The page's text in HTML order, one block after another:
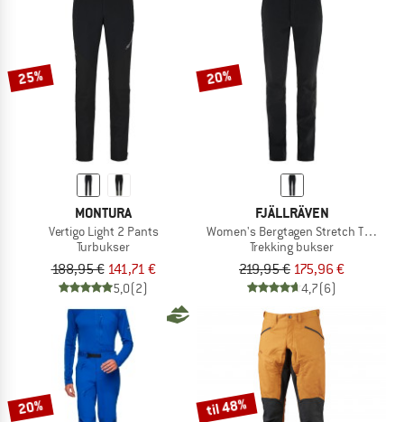
25%
MONTURA
Vertigo Light 2 Pants
Turbukser
188,95 € 141,71 €
5,0(2)
20%
FJÄLLRÄVEN
Women's Bergtagen Stretch Trousers
Trekking bukser
219,95 € 175,96 €
4,7(6)
20% til 48%